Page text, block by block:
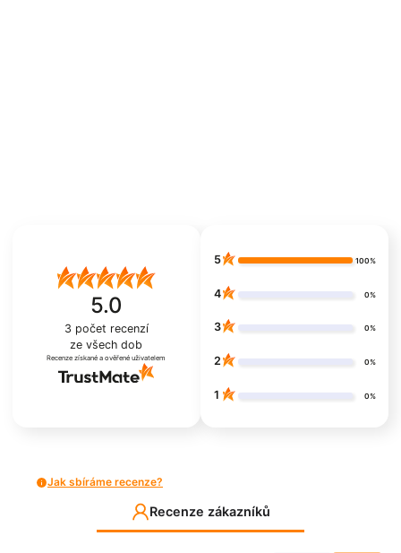
5.0
3 počet recenzí
ze všech dob
Recenze získané a ověřené uživatelem
5 100%
4 0%
3 0%
2 0%
1 0%
Jak sbíráme recenze?
Recenze zákazníků